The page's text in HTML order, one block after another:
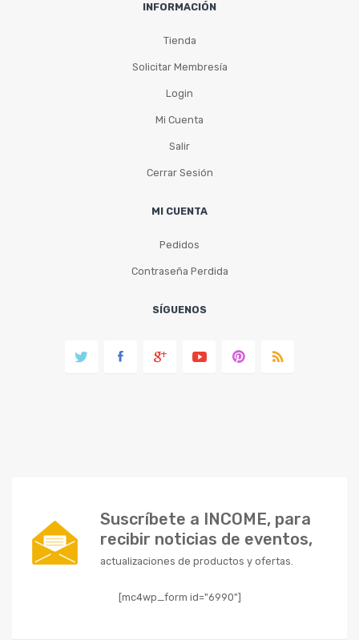
INFORMACIÓN
Tienda
Solicitar Membresía
Login
Mi Cuenta
Salir
Cerrar Sesión
MI CUENTA
Pedidos
Contraseña Perdida
SÍGUENOS
Suscríbete a INCOME, para
recibir noticias de eventos,
actualizaciones de productos y ofertas.
[mc4wp_form id="6990"]